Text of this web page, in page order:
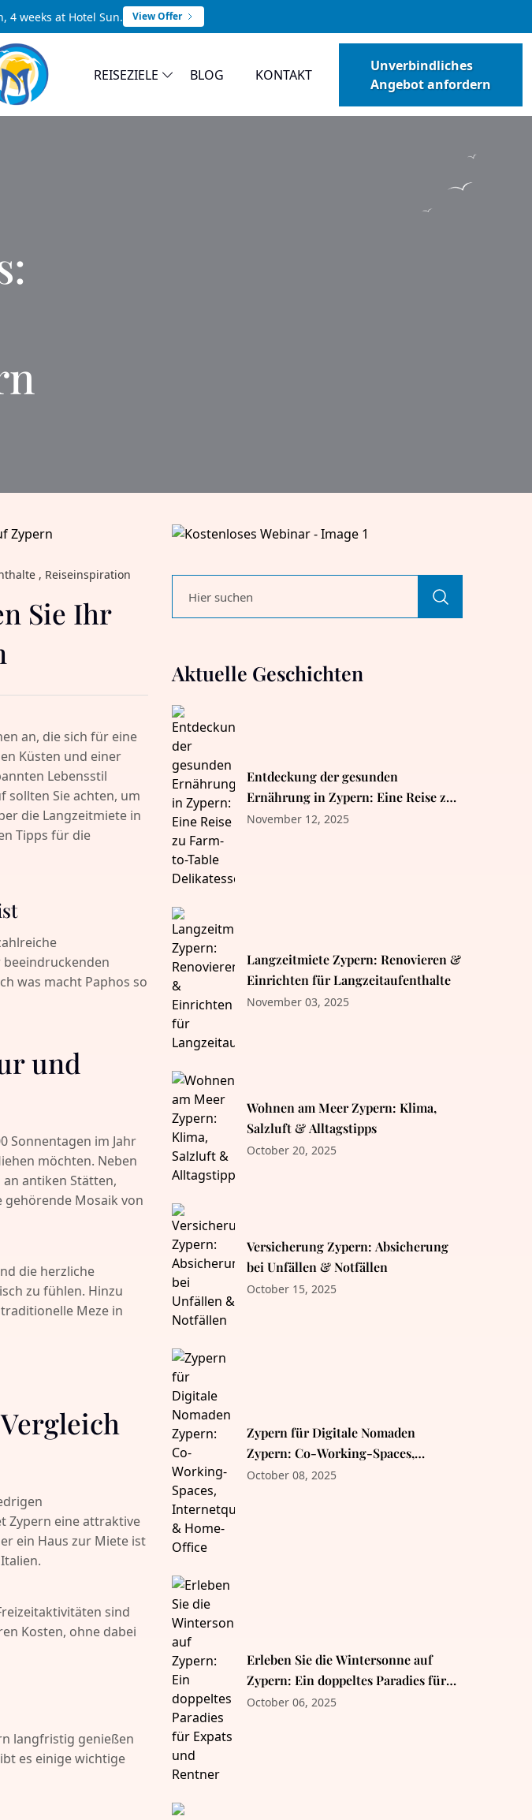
4 weeks at Hotel Sun. View Offer
REISEZIELE BLOG KONTAKT
Unverbindliches
Angebot anfordern
, Reiseinspiration
Sie Ihr
an, die sich für eine
Küsten und einer
Lebensstil
sollten Sie achten, um
die Langzeitmiete in
Tipps für die
was macht Paphos so
und
Sonnentagen im Jahr
möchten. Neben
antiken Stätten,
Mosaik von
die herzliche
zu fühlen. Hinzu
Meze in
Zypern eine attraktive
ein Haus zur Miete ist
sind
Kosten, ohne dabei
langfristig genießen
es einige wichtige
Aktuelle Geschichten
Entdeckung der gesunden
Ernährung in Zypern: Eine Reise zu
Farm-to-Table Delikatessen
November 12, 2025
Langzeitmiete Zypern: Renovieren &
Einrichten für Langzeitaufenthalte
November 03, 2025
Wohnen am Meer Zypern: Klima,
Salzluft & Alltagstipps
October 20, 2025
Versicherung Zypern: Absicherung
bei Unfällen & Notfällen
October 15, 2025
Zypern für Digitale Nomaden
Zypern: Co-Working-Spaces,
Internetqualität & Home-Office
October 08, 2025
Erleben Sie die Wintersonne auf
Zypern: Ein doppeltes Paradies für
Expats und Rentner
October 06, 2025